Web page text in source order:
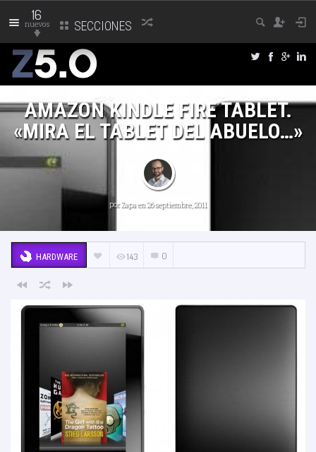
16
nuevos SECCIONES
AMAZON KINDLE FIRE TABLET.
«MIRA EL TABLET DEL ABUELO…»
porZapa en 26 septiembre, 2011
HARDWARE 143 0